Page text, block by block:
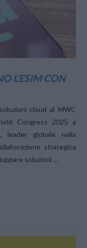
L’ESIM CON
cloud al MWC
Congress 2025 a
leader globale nella
strategica
soluzioni …